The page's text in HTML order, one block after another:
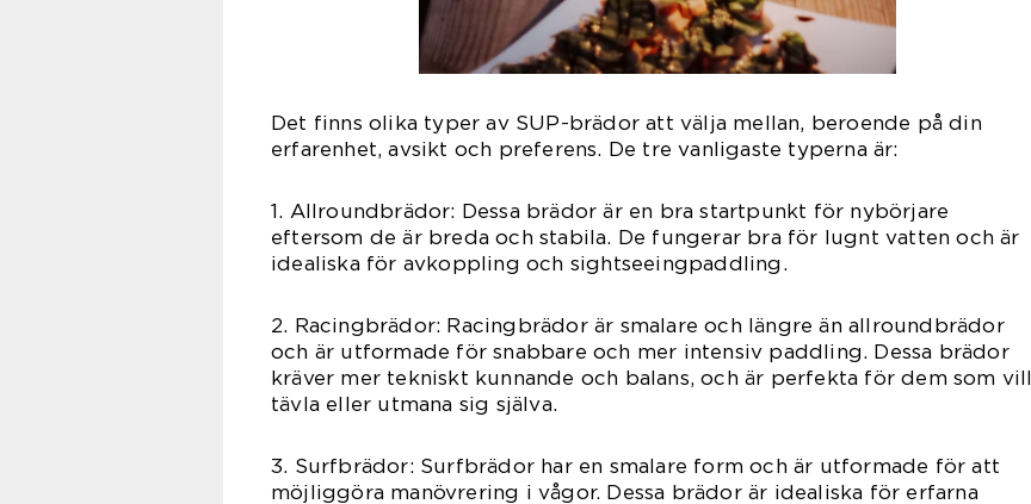
Det finns olika typer av SUP-brädor att välja mellan, beroende på din
erfarenhet, avsikt och preferens. De tre vanligaste typerna är:
1. Allroundbrädor: Dessa brädor är en bra startpunkt för nybörjare
eftersom de är breda och stabila. De fungerar bra för lugnt vatten och är
idealiska för avkoppling och sightseeingpaddling.
2. Racingbrädor: Racingbrädor är smalare och längre än allroundbrädor
och är utformade för snabbare och mer intensiv paddling. Dessa brädor
kräver mer tekniskt kunnande och balans, och är perfekta för dem som vill
tävla eller utmana sig själva.
3. Surfbrädor: Surfbrädor har en smalare form och är utformade för att
möjliggöra manövrering i vågor. Dessa brädor är idealiska för erfarna